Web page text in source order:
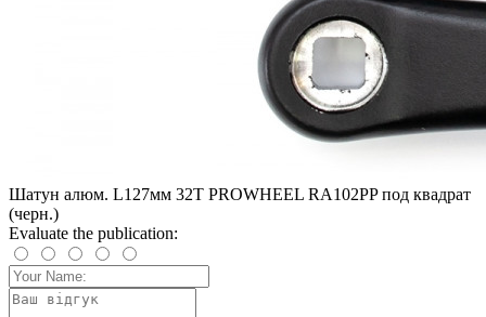
Шатун алюм. L127мм 32T PROWHEEL RA102PP под квадрат
(черн.)
Evaluate the publication: